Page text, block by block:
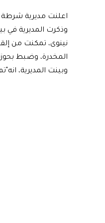
اعلنت مديرية شرطة نينوى،
وذكرت المديرية في
نينوى، تمكنت من
المخدرة، وضبط
وبينت المديرية،